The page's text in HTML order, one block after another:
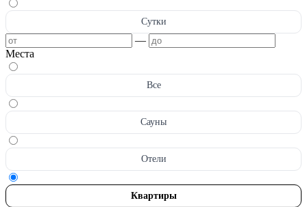
Сутки
—
Места
Все
Сауны
Отели
Квартиры